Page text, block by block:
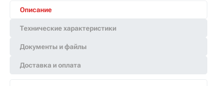
Описание
Технические характеристики
Документы и файлы
Доставка и оплата